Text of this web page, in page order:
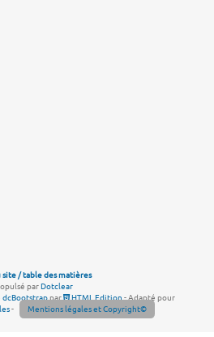
site / table des matières
parDotclear
dcBootstrappar HTML Edition- Adapté pour
- Mentions légales et Copyright©